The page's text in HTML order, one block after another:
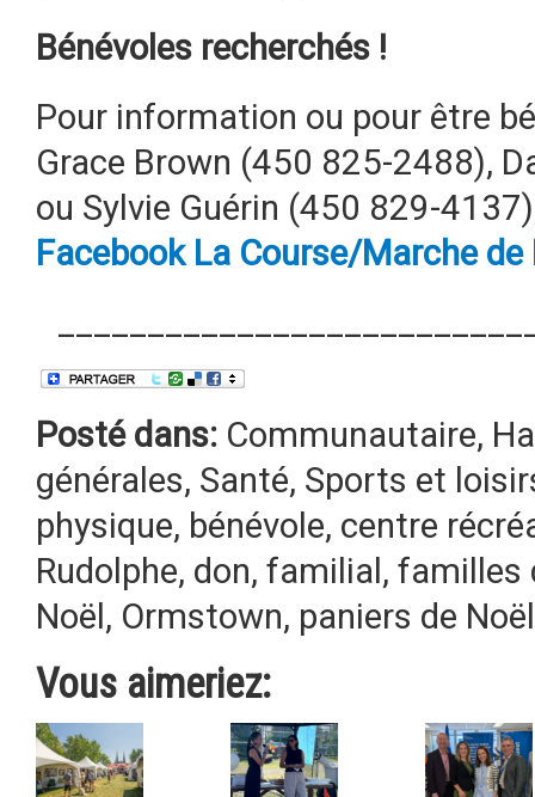
Bénévoles recherchés !
Pour information ou pour être
Grace Brown (450 825-2488),
ou Sylvie Guérin (450 829-
Facebook La Course/Marche de
Posté dans: Communautaire,
générales, Santé, Sports et
physique, bénévole, centre
Rudolphe, don, familial , familles
Noël , Ormstown, paniers de Noël
Vous aimeriez: